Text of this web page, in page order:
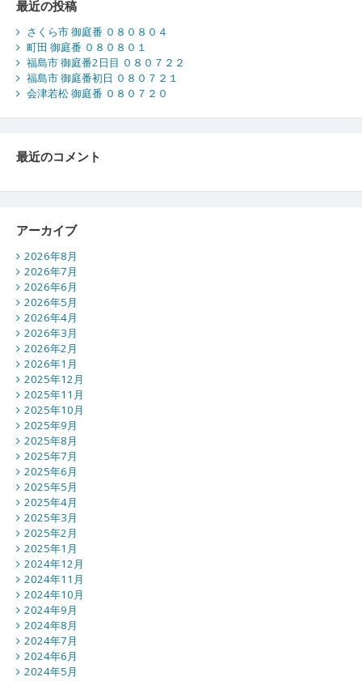
最近の投稿
さくら市 御庭番 ０８０８０４
町田 御庭番 ０８０８０１
福島市 御庭番2日目 ０８０７２２
福島市 御庭番初日 ０８０７２１
会津若松 御庭番 ０８０７２０
最近のコメント
アーカイブ
2026年8月
2026年7月
2026年6月
2026年5月
2026年4月
2026年3月
2026年2月
2026年1月
2025年12月
2025年11月
2025年10月
2025年9月
2025年8月
2025年7月
2025年6月
2025年5月
2025年4月
2025年3月
2025年2月
2025年1月
2024年12月
2024年11月
2024年10月
2024年9月
2024年8月
2024年7月
2024年6月
2024年5月